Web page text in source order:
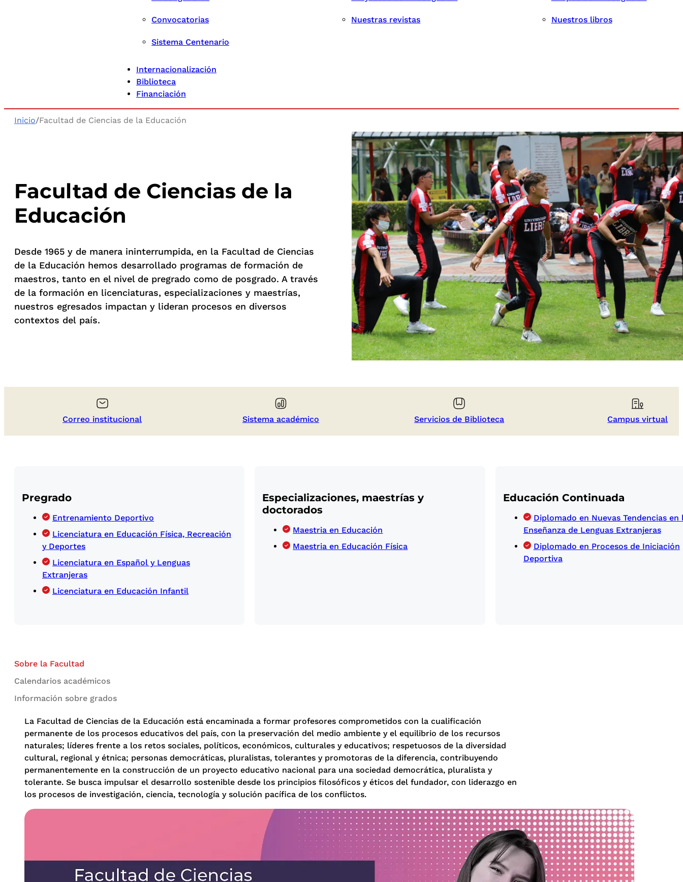
Convocatorias Nuestras revistas Nuestros libros
Sistema Centenario
Internacionalización
Biblioteca
Financiación
Inicio/Facultad de Ciencias de la Educación
Facultad de Ciencias de la
Educación
Desde 1965 y de manera ininterrumpida, en la Facultad de Ciencias
de la Educación hemos desarrollado programas de formación de
maestros, tanto en el nivel de pregrado como de posgrado. A través
de la formación en licenciaturas, especializaciones y maestrías,
nuestros egresados impactan y lideran procesos en diversos
contextos del país.
Correo institucional Sistema académico Servicios de Biblioteca Campus virtual
Pregrado
Entrenamiento Deportivo
Licenciatura en Educación Física, Recreación
y Deportes
Licenciatura en Español y Lenguas
Extranjeras
Licenciatura en Educación Infantil
Especializaciones, maestrías y
doctorados
Maestria en Educación
Maestria en Educación Física
Educación Continuada
Diplomado en Nuevas Tendencias en
Enseñanza de Lenguas Extranjeras
Diplomado en Procesos de Iniciación
Deportiva
Sobre la Facultad
Calendarios académicos
Información sobre grados
La Facultad de Ciencias de la Educación está encaminada a formar profesores comprometidos con la cualificación
permanente de los procesos educativos del país, con la preservación del medio ambiente y el equilibrio de los recursos
naturales; líderes frente a los retos sociales, políticos, económicos, culturales y educativos; respetuosos de la diversidad
cultural, regional y étnica; personas democráticas, pluralistas, tolerantes y promotoras de la diferencia, contribuyendo
permanentemente en la construcción de un proyecto educativo nacional para una sociedad democrática, pluralista y
tolerante. Se busca impulsar el desarrollo sostenible desde los principios filosóficos y éticos del fundador, con liderazgo en
los procesos de investigación, ciencia, tecnología y solución pacífica de los conflictos.